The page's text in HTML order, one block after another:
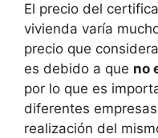
El precio del
vivienda varía
precio que
es debido a que no
por lo que es
diferentes
realización del